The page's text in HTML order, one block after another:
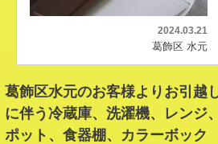
2024.03.21
葛飾区 水元
葛飾区水元のお客様よりお引越
に伴う冷蔵庫、洗濯機、レンジ、
ポット、食器棚、カラーボック